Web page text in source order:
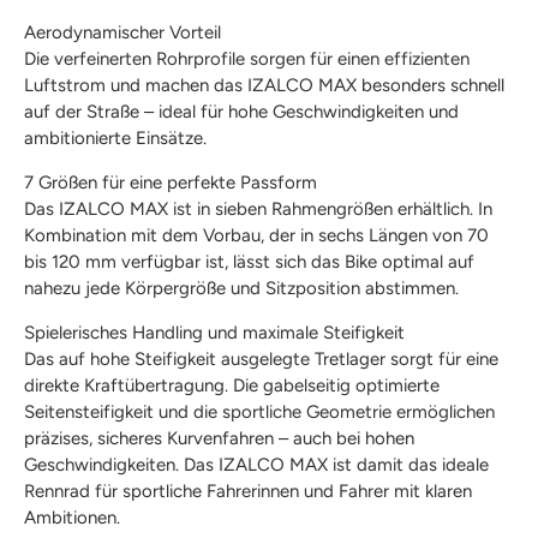
Aerodynamischer Vorteil
Die verfeinerten Rohrprofile sorgen für einen effizienten
Luftstrom und machen das IZALCO MAX besonders schnell
auf der Straße – ideal für hohe Geschwindigkeiten und
ambitionierte Einsätze.
7 Größen für eine perfekte Passform
Das IZALCO MAX ist in sieben Rahmengrößen erhältlich. In
Kombination mit dem Vorbau, der in sechs Längen von 70
bis 120 mm verfügbar ist, lässt sich das Bike optimal auf
nahezu jede Körpergröße und Sitzposition abstimmen.
Spielerisches Handling und maximale Steifigkeit
Das auf hohe Steifigkeit ausgelegte Tretlager sorgt für eine
direkte Kraftübertragung. Die gabelseitig optimierte
Seitensteifigkeit und die sportliche Geometrie ermöglichen
präzises, sicheres Kurvenfahren – auch bei hohen
Geschwindigkeiten. Das IZALCO MAX ist damit das ideale
Rennrad für sportliche Fahrerinnen und Fahrer mit klaren
Ambitionen.